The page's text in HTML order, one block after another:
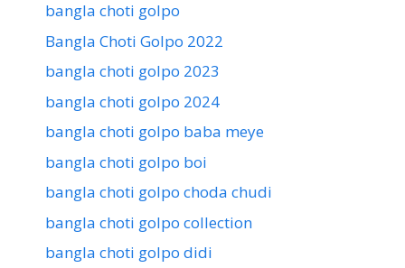
bangla choti golpo
Bangla Choti Golpo 2022
bangla choti golpo 2023
bangla choti golpo 2024
bangla choti golpo baba meye
bangla choti golpo boi
bangla choti golpo choda chudi
bangla choti golpo collection
bangla choti golpo didi